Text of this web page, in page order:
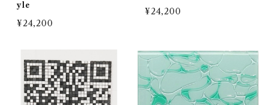
yle
¥24,200
¥24,200